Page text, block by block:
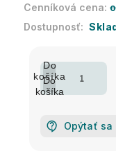
Opýtať sa